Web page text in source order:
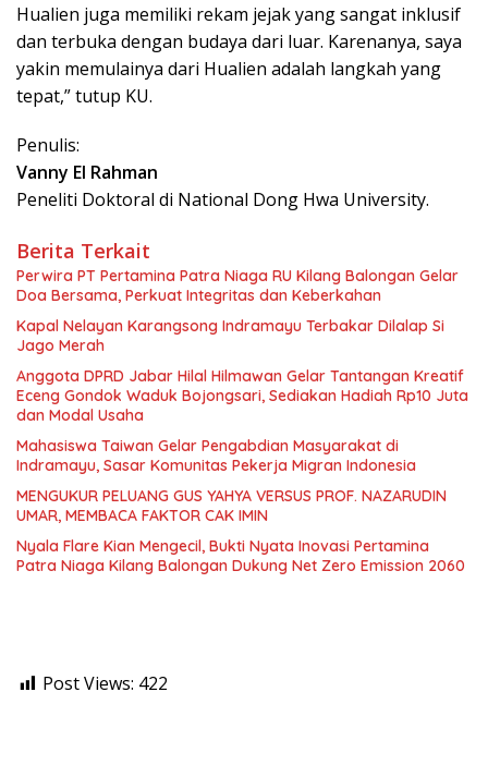
Hualien juga memiliki rekam jejak yang sangat inklusif
dan terbuka dengan budaya dari luar. Karenanya, saya
yakin memulainya dari Hualien adalah langkah yang
tepat,” tutup KU.
Penulis:
Vanny El Rahman
Peneliti Doktoral di National Dong Hwa University.
Berita Terkait
Perwira PT Pertamina Patra Niaga RU Kilang Balongan Gelar
Doa Bersama, Perkuat Integritas dan Keberkahan
Kapal Nelayan Karangsong Indramayu Terbakar Dilalap Si
Jago Merah
Anggota DPRD Jabar Hilal Hilmawan Gelar Tantangan Kreatif
Eceng Gondok Waduk Bojongsari, Sediakan Hadiah Rp10 Juta
dan Modal Usaha
Mahasiswa Taiwan Gelar Pengabdian Masyarakat di
Indramayu, Sasar Komunitas Pekerja Migran Indonesia
MENGUKUR PELUANG GUS YAHYA VERSUS PROF. NAZARUDIN
UMAR, MEMBACA FAKTOR CAK IMIN
Nyala Flare Kian Mengecil, Bukti Nyata Inovasi Pertamina
Patra Niaga Kilang Balongan Dukung Net Zero Emission 2060
Post Views: 422